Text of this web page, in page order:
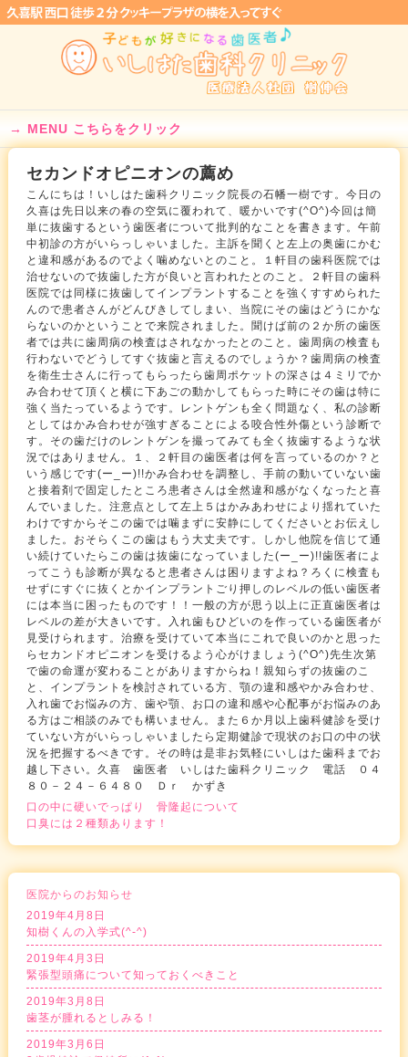
MENU こちらをクリック
セカンドオピニオンの薦め
こんにちは！いしはた歯科クリニック院長の石幡一樹です。今日の
久喜は先日以来の春の空気に覆われて、暖かいです(^O^)今回は簡
単に抜歯するという歯医者について批判的なことを書きます。午前
中初診の方がいらっしゃいました。主訴を聞くと左上の奥歯にかむ
と違和感があるのでよく噛めないとのこと。１軒目の歯科医院では
治せないので抜歯した方が良いと言われたとのこと。２軒目の歯科
医院では同様に抜歯してインプラントすることを強くすすめられた
んので患者さんがどんびきしてしまい、当院にその歯はどうにかな
らないのかということで来院されました。聞けば前の２か所の歯医
者では共に歯周病の検査はされなかったとのこと。歯周病の検査も
行わないでどうしてすぐ抜歯と言えるのでしょうか？歯周病の検査
を衛生士さんに行ってもらったら歯周ポケットの深さは４ミリでか
み合わせて頂くと横に下あごの動かしてもらった時にその歯は特に
強く当たっているようです。レントゲンも全く問題なく、私の診断
としてはかみ合わせが強すぎることによる咬合性外傷という診断で
す。その歯だけのレントゲンを撮ってみても全く抜歯するような状
況ではありません。１、２軒目の歯医者は何を言っているのか？と
いう感じです(ー_ー)!!かみ合わせを調整し、手前の動いていない歯
と接着剤で固定したところ患者さんは全然違和感がなくなったと喜
んでいました。注意点として左上５はかみあわせにより揺れていた
わけですからそこの歯では噛まずに安静にしてくださいとお伝えし
ました。おそらくこの歯はもう大丈夫です。しかし他院を信じて通
い続けていたらこの歯は抜歯になっていました(ー_ー)!!歯医者によ
ってこうも診断が異なると患者さんは困りますよね？ろくに検査も
せずにすぐに抜くとかインプラントごり押しのレベルの低い歯医者
には本当に困ったものです！！一般の方が思う以上に正直歯医者は
レベルの差が大きいです。入れ歯もひどいのを作っている歯医者が
見受けられます。治療を受けていて本当にこれで良いのかと思った
らセカンドオピニオンを受けるよう心がけましょう(^O^)先生次第
で歯の命運が変わることがありますからね！親知らずの抜歯のこ
と、インプラントを検討されている方、顎の違和感やかみ合わせ、
入れ歯でお悩みの方、歯や顎、お口の違和感や心配事がお悩みのあ
る方はご相談のみでも構いません。また６か月以上歯科健診を受け
ていない方がいらっしゃいましたら定期健診で現状のお口の中の状
況を把握するべきです。その時は是非お気軽にいしはた歯科までお
越し下さい。久喜 歯医者 いしはた歯科クリニック 電話 ０４
８０－２４－６４８０ Ｄｒ かずき
口の中に硬いでっぱり 骨隆起について
口臭には２種類あります！
医院からのお知らせ
2019年4月8日
知樹くんの入学式(^-^)
2019年4月3日
緊張型頭痛について知っておくべきこと
2019年3月8日
歯茎が腫れるとしみる！
2019年3月6日